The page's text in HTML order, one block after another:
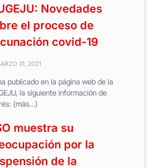
Novedades
el proceso de
covid-19
31, 2021
publicado en la página web de la
la siguiente información de
(más…)
muestra su
por la
de la